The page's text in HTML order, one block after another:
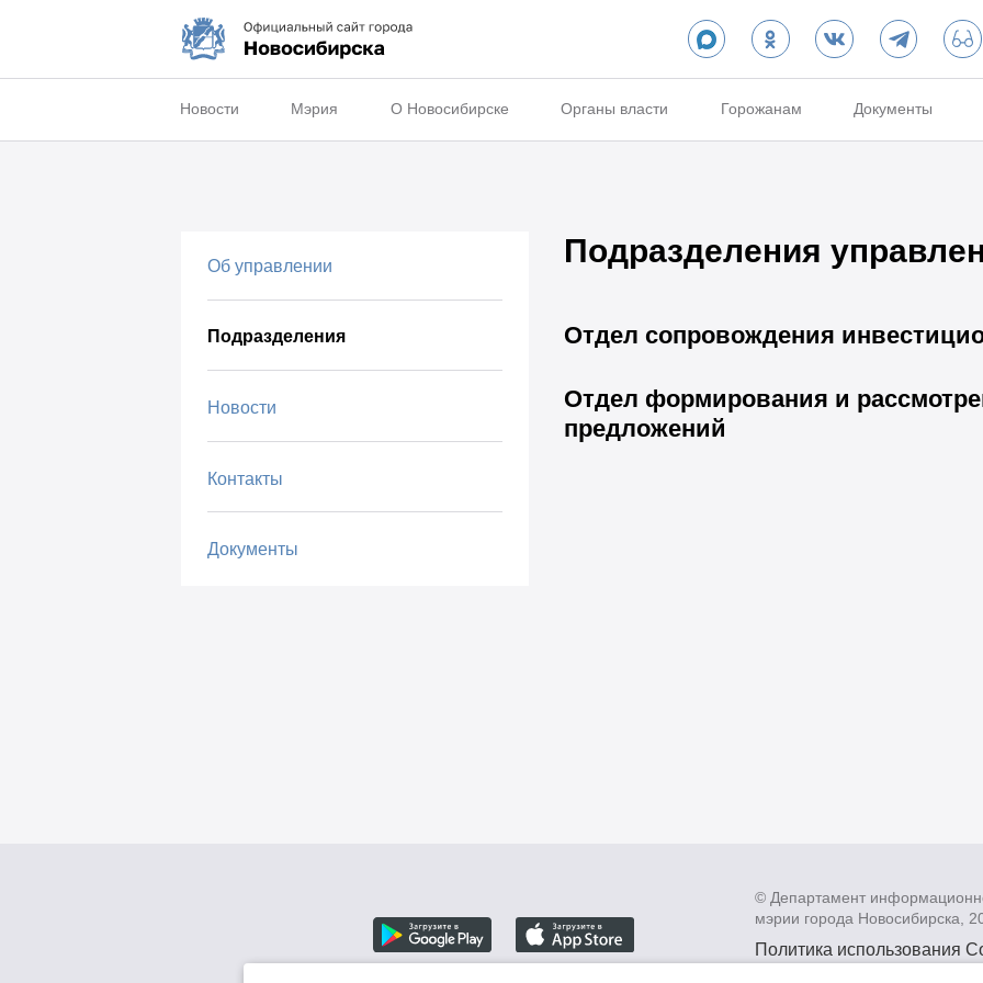
Новости Мэрия О Новосибирске Органы власти Горожанам Документы
Об управлении
Подразделения
Новости
Контакты
Документы
Подразделения
Отдел сопровождения
Отдел формирования и
предложений
© Департамент
мэрии города Новосибирска,
Политика использования